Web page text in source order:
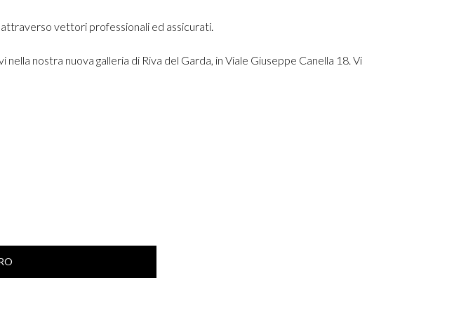
vettori professionali ed assicurati.
nostra nuova galleria di Riva del Garda, in Viale Giuseppe Canella 18. Vi